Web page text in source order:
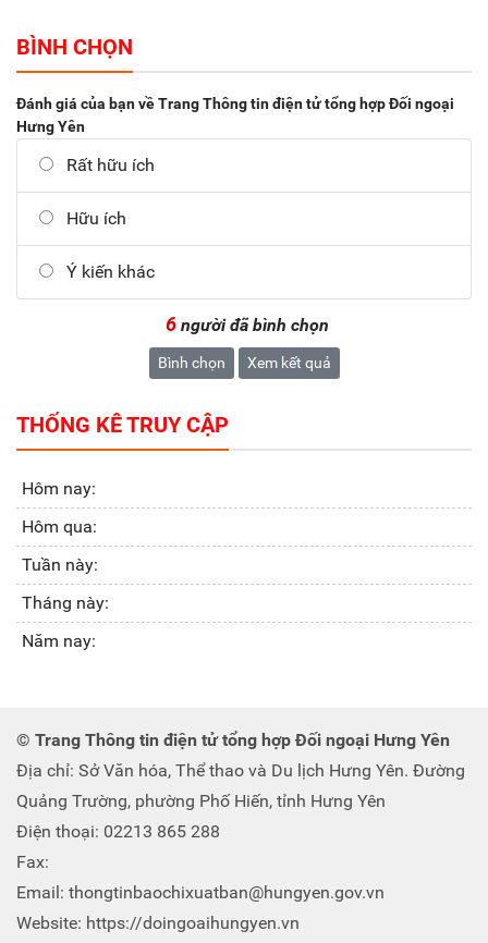
BÌNH CHỌN
Đánh giá của bạn về Trang Thông tin điện tử tổng hợp Đối ngoại
Hưng Yên
Rất hữu ích
Hữu ích
Ý kiến khác
6 người đã bình chọn
Bình chọn Xem kết quả
THỐNG KÊ TRUY CẬP
Hôm nay:
Hôm qua:
Tuần này:
Tháng này:
Năm nay:
© Trang Thông tin điện tử tổng hợp Đối ngoại Hưng Yên
Địa chỉ: Sở Văn hóa, Thể thao và Du lịch Hưng Yên. Đường
Quảng Trường, phường Phố Hiến, tỉnh Hưng Yên
Điện thoại: 02213 865 288
Fax:
Email: thongtinbaochixuatban@hungyen.gov.vn
Website: https://doingoaihungyen.vn